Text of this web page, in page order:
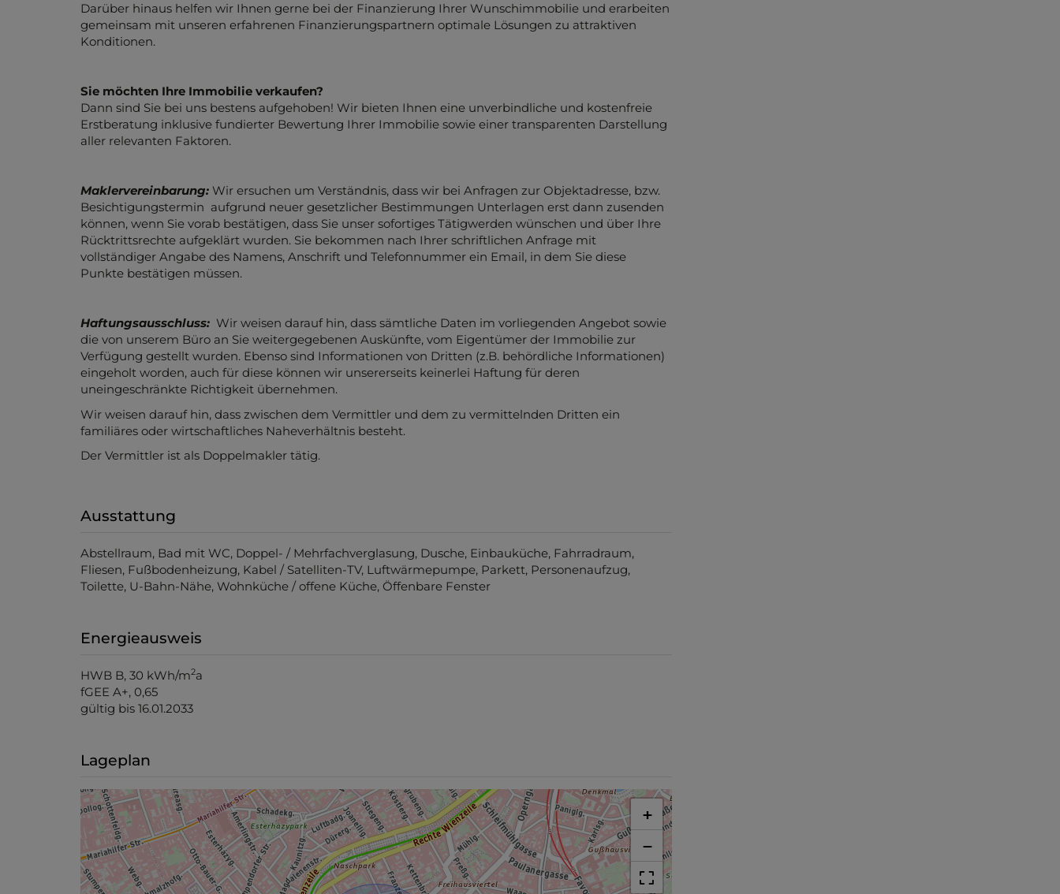
wie der Ummeldung von Strom, Gas oder Fernwärme stehen wir Ihnen unterstützend zur Seite.
Selbstverständlich stellen wir Ihnen dafür alle notwendigen Formulare und Unterlagen bereit.
Darüber hinaus helfen wir Ihnen gerne bei der Finanzierung Ihrer Wunschimmobilie und erarbeiten
Sie möchten Ihre Immobilie verkaufen?
Dann sind Sie bei uns bestens aufgehoben! Wir bieten Ihnen eine unverbindliche und kostenfreie
Maklervereinbarung:Wir ersuchen um Verständnis, dass wir bei Anfragen zur Objektadresse, bzw.
Besichtigungstermin aufgrund neuer gesetzlicher Bestimmungen Unterlagen erst dann zusenden
können, wenn Sie vorab bestätigen, dass Sie unser sofortiges Tätigwerden wünschen und über Ihre
Rücktrittsrechte aufgeklärt wurden. Sie bekommen nach Ihrer schriftlichen Anfrage mit
Haftungsausschluss:Wir weisen darauf hin, dass sämtliche Daten im vorliegenden Angebot sowie
die von unserem Büro an Sie weitergegebenen Auskünfte, vom Eigentümer der Immobilie zur
Verfügung gestellt wurden. Ebenso sind Informationen von Dritten (z.B. behördliche Informationen)
eingeholt worden, auch für diese können wir unsererseits keinerlei Haftung für deren
uneingeschränkte Richtigkeit übernehmen.
Wir weisen darauf hin, dass zwischen dem Vermittler und dem zu vermittelnden Dritten ein
Ausstattung
Abstellraum Bad mit WC Doppel- / Mehrfachverglasung Dusche Einbauküche
Energieausweis
HWB B, 30 kWh/m2
Lageplan
−